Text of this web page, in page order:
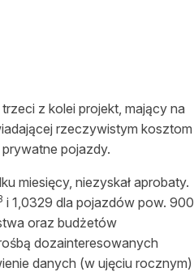
z kolei projekt, mający na
rzeczywistym kosztom
pojazdy.
miesięcy, niezyskał aprobaty.
i 1,0329 dla pojazdów pow. 900
oraz budżetów
dozainteresowanych
danych (w ujęciu rocznym)